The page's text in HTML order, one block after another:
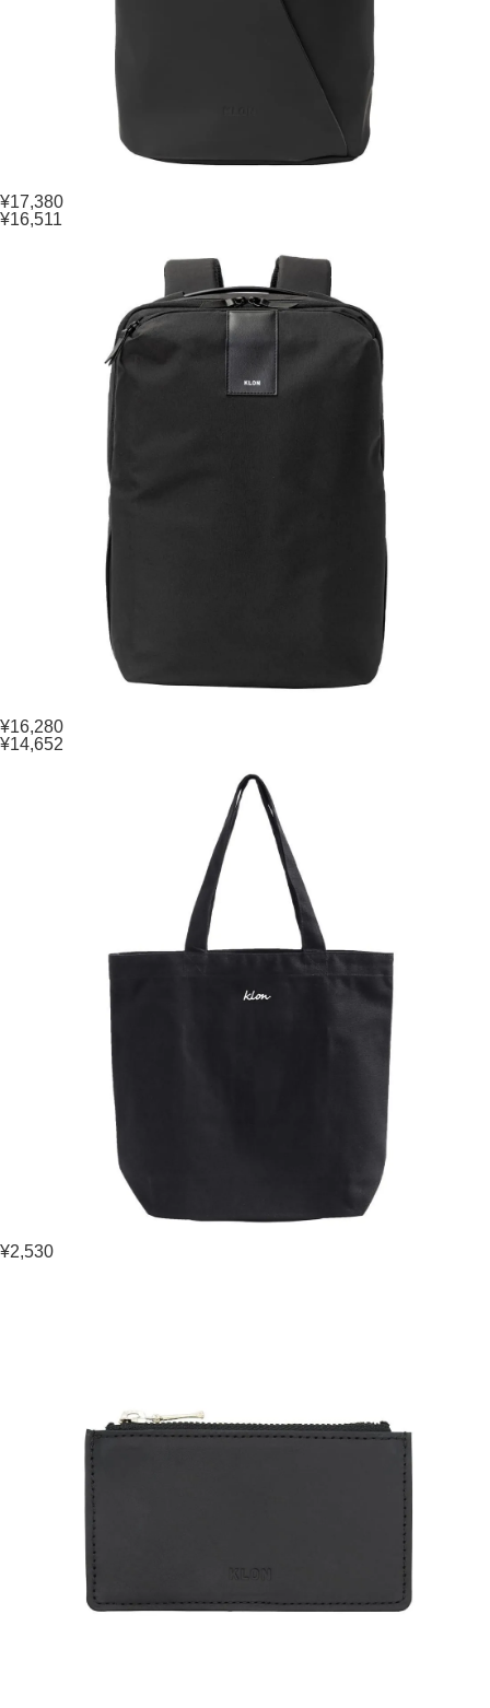
¥17,380
¥16,511
¥16,280
¥14,652
¥2,530